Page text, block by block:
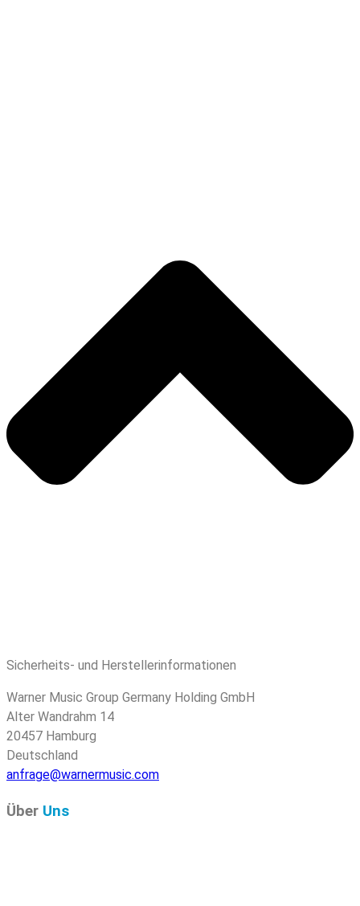
Sicherheits- und Herstellerinformationen
Warner Music Group Germany Holding GmbH
Alter Wandrahm 14
20457 Hamburg
Deutschland
anfrage@warnermusic.com
Über Uns